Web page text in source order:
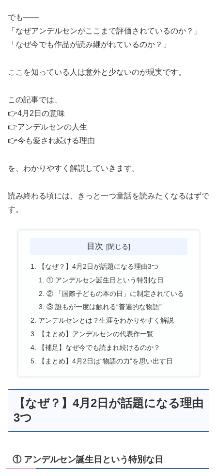
でも――
「なぜアンデルセンがここまで評価されているのか？」
「なぜ今でも作品が読み継がれているのか？」
ここを知っている人は意外と少ないのが現実です。
この記事では、
👉4月2日の意味
👉アンデルセンの人生
👉今も愛され続ける理由
を、わかりやすく解説していきます。
読み終わる頃には、きっと一つ童話を読みたくなるはずで
す。
目次
【なぜ？】4月2日が話題になる理由3つ
① アンデルセン誕生日という特別な日
② 「国際子どもの本の日」に制定されている
③ 誰もが一度は触れる“普遍的な物語”
アンデルセンとは？生涯をわかりやすく解説
【まとめ】アンデルセンの代表作一覧
【補足】なぜ今でも読まれ続けるのか？
【まとめ】4月2日は“物語の力”を思い出す日
【なぜ？】4月2日が話題になる理由
3つ
① アンデルセン誕生日という特別な日